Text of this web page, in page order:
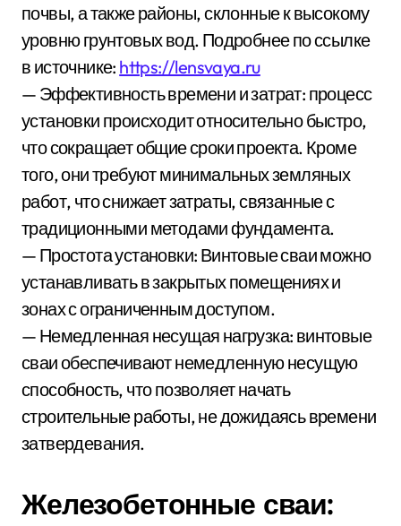
почвы, а также районы, склонные к высокому
уровню грунтовых вод. Подробнее по ссылке
в источнике: https://lensvaya.ru
— Эффективность времени и затрат: процесс
установки происходит относительно быстро,
что сокращает общие сроки проекта. Кроме
того, они требуют минимальных земляных
работ, что снижает затраты, связанные с
традиционными методами фундамента.
— Простота установки: Винтовые сваи можно
устанавливать в закрытых помещениях и
зонах с ограниченным доступом.
— Немедленная несущая нагрузка: винтовые
сваи обеспечивают немедленную несущую
способность, что позволяет начать
строительные работы, не дожидаясь времени
затвердевания.
Железобетонные сваи: